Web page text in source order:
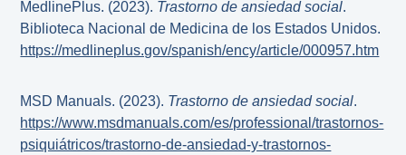
MedlinePlus. (2023). Trastorno de ansiedad social.
Biblioteca Nacional de Medicina de los Estados Unidos.
https://medlineplus.gov/spanish/ency/article/000957.htm
MSD Manuals. (2023). Trastorno de ansiedad social.
https://www.msdmanuals.com/es/professional/trastornos-
psiquiátricos/trastorno-de-ansiedad-y-trastornos-